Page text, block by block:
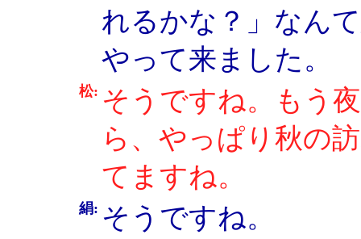
れるかな？」なん
やって来ました。
松: そうですね。もう
ら、やっぱり秋の
てますね。
絹: そうですね。